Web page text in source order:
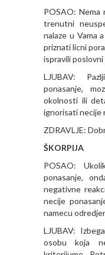
POSAO: Nema
trenutni
nalaze u Vama
priznati licni
ispravili
LJUBAV:
ponasanje,
okolnosti ili
ignorisati necije
ZDRAVLJE:
ŠKORPIJA
POSAO:
ponasanje,
negativne
necije
namecu
LJUBAV:
osobu koja